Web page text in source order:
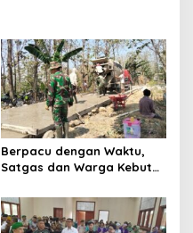
Berpacu dengan Waktu,
Satgas dan Warga Kebut
Boyolali